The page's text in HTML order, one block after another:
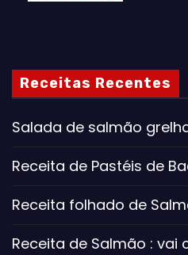
Receitas Recentes
Salada de salmão
Receita de Pastéis de
Receita folhado de
Receita de Salmão : vai